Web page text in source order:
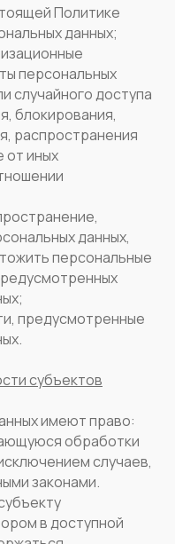
Политике
данных;
персональных
случайного доступа
блокирования,
распространения
от иных
данных,
персональные
предусмотренные
субъектов
имеют право:
обработки
случаев,
законами.
в доступной